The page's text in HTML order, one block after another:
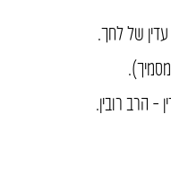
של לחך.
).
– הרב רובין.